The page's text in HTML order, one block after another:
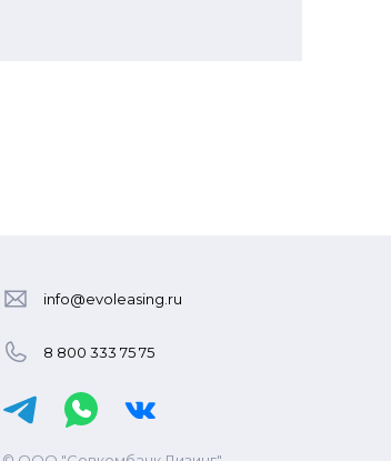
info@evoleasing.ru
8 800 333 75 75